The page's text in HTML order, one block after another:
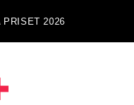
PRISET 2026